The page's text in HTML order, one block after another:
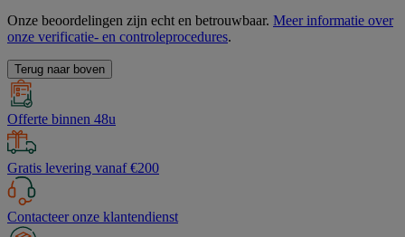
Onze beoordelingen zijn echt en betrouwbaar. Meer informatie over
onze verificatie- en controleprocedures.
Terug naar boven
Offerte binnen 48u
Gratis levering vanaf €200
Contacteer onze klantendienst